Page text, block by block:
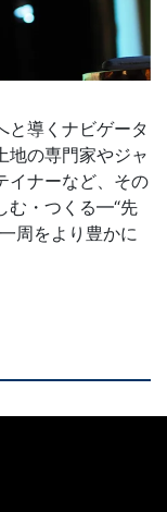
と導くナビゲータ
地の専門家やジャ
イナーなど、その
む・つくる━“先
周をより豊かに